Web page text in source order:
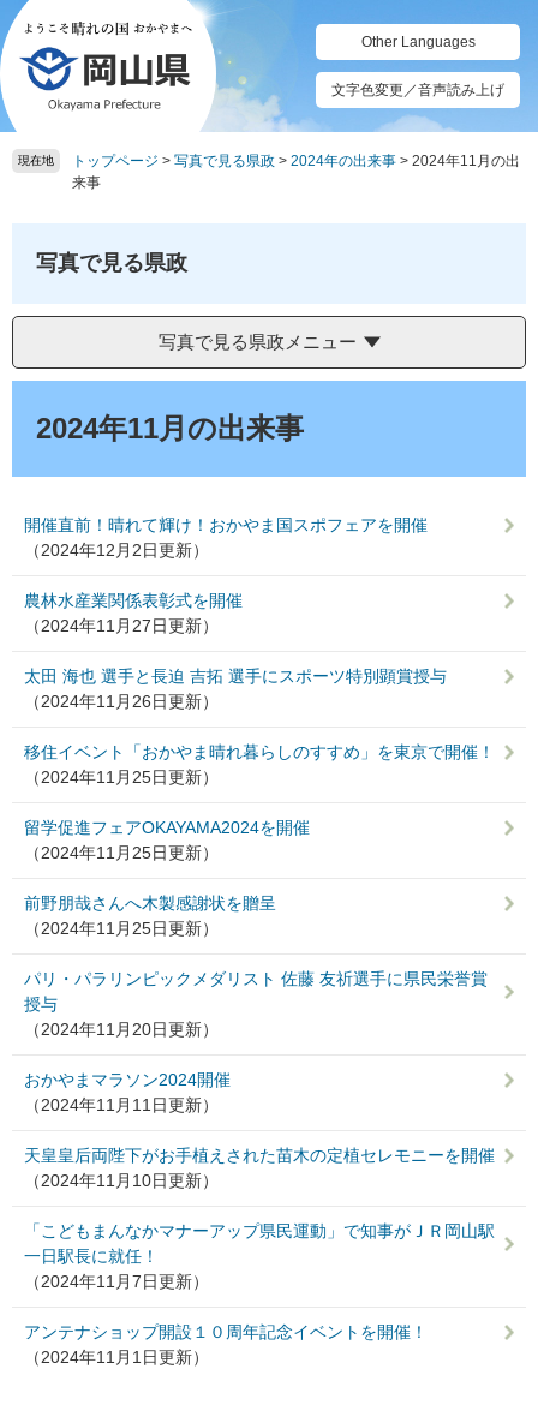
ペ
ー
ジ
の
先
頭
メ
ニ
ュ
ー
を
飛
Other Languages
文字色変更／音声読み上げ
現在地 トップページ > 写真で見る県政 > 2024年の出来事 > 2024年11月の出
来事
写真で見る県政
写真で見る県政メニュー
2024年11月の出来事
開催直前！晴れて輝け！おかやま国スポフェアを開催
（2024年12月2日更新）
農林水産業関係表彰式を開催
（2024年11月27日更新）
太田 海也 選手と長迫 吉拓 選手にスポーツ特別顕賞授与
（2024年11月26日更新）
移住イベント「おかやま晴れ暮らしのすすめ」を東京で開催！
（2024年11月25日更新）
留学促進フェアOKAYAMA2024を開催
（2024年11月25日更新）
前野朋哉さんへ木製感謝状を贈呈
（2024年11月25日更新）
パリ・パラリンピックメダリスト 佐藤 友祈選手に県民栄誉賞
授与
（2024年11月20日更新）
おかやまマラソン2024開催
（2024年11月11日更新）
天皇皇后両陛下がお手植えされた苗木の定植セレモニーを開催
（2024年11月10日更新）
「こどもまんなかマナーアップ県民運動」で知事がＪＲ岡山駅
一日駅長に就任！
（2024年11月7日更新）
アンテナショップ開設１０周年記念イベントを開催！
（2024年11月1日更新）